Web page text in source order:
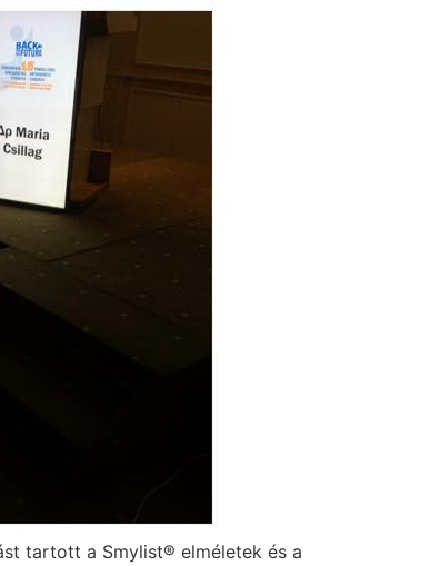
tartott a Smylist® elméletek és a